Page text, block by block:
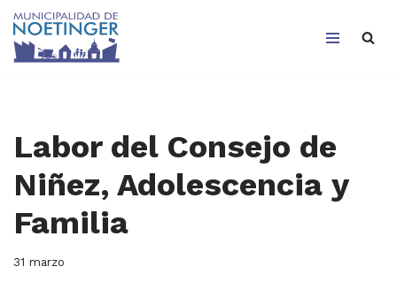
Saltar
Labor del Consejo de
Niñez, Adolescencia y
Familia
31 marzo